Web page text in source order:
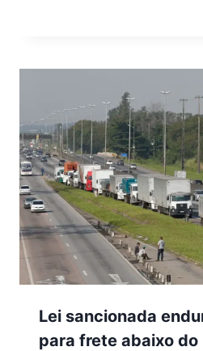
Lei sancionada
para frete abaixo do